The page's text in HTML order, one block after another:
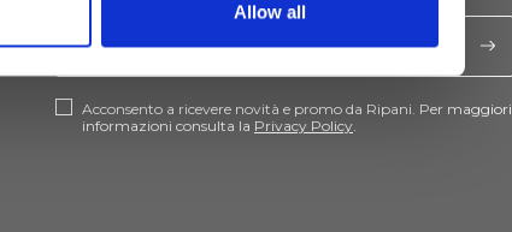
Allow all
Acconsento a ricevere novità e promo da Ripani. Per maggiori
informazioni consulta la Privacy Policy